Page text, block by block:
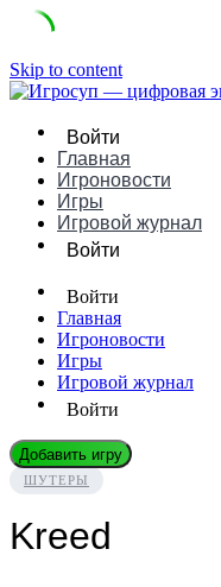
Skip to content
Войти
Главная
Игроновости
Игры
Игровой журнал
Войти
Войти
Главная
Игроновости
Игры
Игровой журнал
Войти
Добавить игру
ШУТЕРЫ
Kreed